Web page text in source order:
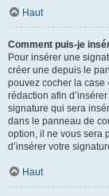
Haut
Comment puis-je
Pour insérer une
créer une depuis le
pouvez cocher la case
rédaction afin
signature qui sera
dans le panneau de
option, il ne vous sera
d’insérer votre
Haut